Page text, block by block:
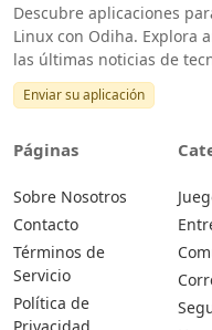
Descubre aplicaciones
Linux con Odiha. Explora
las últimas noticias de
Enviar su aplicación
Páginas
Sobre Nosotros
Contacto
Términos de
Servicio
Política de
Privacidad